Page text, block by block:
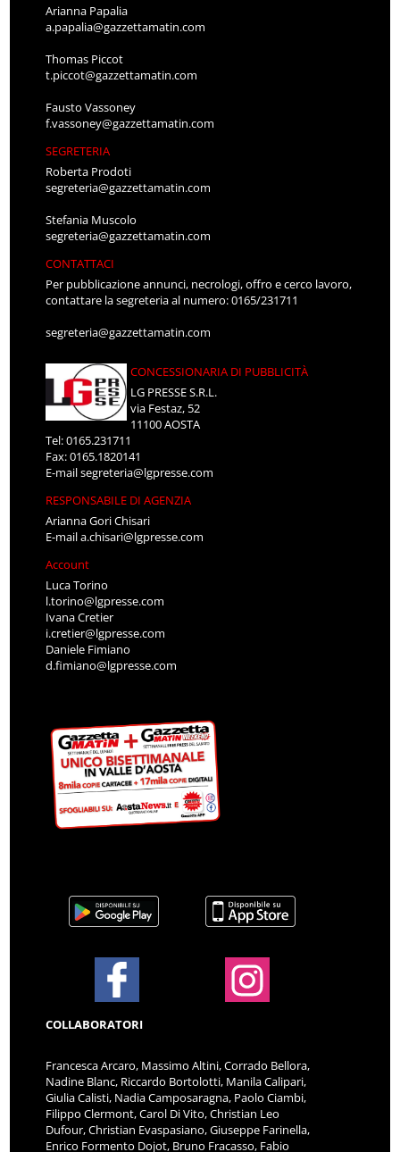
Arianna Papalia
a.papalia@gazzettamatin.com
Thomas Piccot
t.piccot@gazzettamatin.com
Fausto Vassoney
f.vassoney@gazzettamatin.com
SEGRETERIA
Roberta Prodoti
segreteria@gazzettamatin.com
Stefania Muscolo
segreteria@gazzettamatin.com
CONTATTACI
Per pubblicazione annunci, necrologi, offro e cerco lavoro,
contattare la segreteria al numero: 0165/231711
segreteria@gazzettamatin.com
CONCESSIONARIA DI PUBBLICITÀ
LG PRESSE S.R.L.
via Festaz, 52
11100 AOSTA
Tel: 0165.231711
Fax: 0165.1820141
E-mailsegreteria@lgpresse.com
RESPONSABILE DI AGENZIA
Arianna Gori Chisari
E-maila.chisari@lgpresse.com
Account
Luca Torino
l.torino@lgpresse.com
Ivana Cretier
i.cretier@lgpresse.com
Daniele Fimiano
d.fimiano@lgpresse.com
COLLABORATORI
Francesca Arcaro, Massimo Altini, Corrado Bellora,
Nadine Blanc, Riccardo Bortolotti, Manila Calipari,
Giulia Calisti, Nadia Camposaragna, Paolo Ciambi,
Filippo Clermont, Carol Di Vito, Christian Leo
Dufour, Christian Evaspasiano, Giuseppe Farinella,
Enrico Formento Dojot, Bruno Fracasso, Fabio